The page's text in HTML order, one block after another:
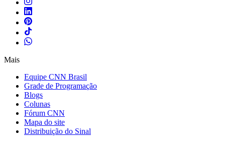
Mais
Equipe CNN Brasil
Grade de Programação
Blogs
Colunas
Fórum CNN
Mapa do site
Distribuição do Sinal